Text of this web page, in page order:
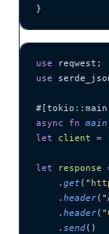
}
use reqwest;
use
#[tokio ::
async fn main
let client =
let response
    .
get ( "
    .
header( "
    .
header( "
    .
send()